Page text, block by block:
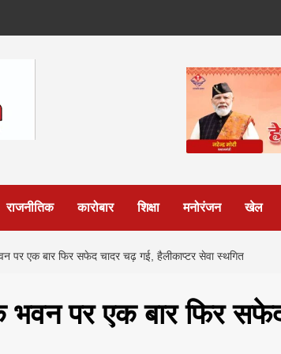
राजनीतिक कारोबार शिक्षा मनोरंजन खेल
पर एक बार फिर सफेद चादर चढ़ गई, हैलीकाप्टर सेवा स्थगित
के भवन पर एक बार फिर